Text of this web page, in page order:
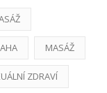
MASÁŽ
ZDRAVÍ